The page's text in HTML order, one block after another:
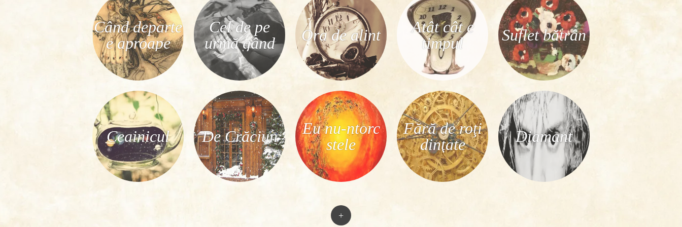
Când departe
e aproape
Cel de pe
urmă gând
Ora de alint
Atât cât e
timpul
Suflet bătrân
Ceainicul De Crăciun
Eu nu-ntorc
stele
Fără de roţi
dinţate
Diamant
+